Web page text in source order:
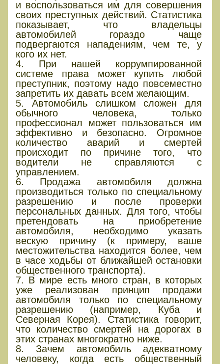
и воспользоваться им для совершения
своих преступных действий. Статистика
показывает, что владельцы
автомобилей гораздо чаще
подвергаются нападениям, чем те, у
кого их нет.
4. При нашей коррумпированной
системе права может купить любой
преступник, поэтому надо повсеместно
запретить их давать всем желающим.
5. Автомобиль слишком сложен для
обычного человека, только
профессионал может пользоваться им
эффективно и безопасно. Огромное
количество аварий и смертей
происходит по причине того, что
водители не справляются с
управлением.
6. Продажа автомобиля должна
производиться только по специальному
разрешению и после проверки
персональных данных. Для того, чтобы
претендовать на приобретение
автомобиля, необходимо указать
вескую причину (к примеру, ваше
местожительства находится более, чем
в часе ходьбы от ближайшей остановки
общественного транспорта).
7. В мире есть много стран, в которых
уже реализован принцип продажи
автомобиля только по специальному
разрешению (например, Куба и
Северная Корея). Статистика говорит,
что количество смертей на дорогах в
этих странах многократно ниже.
8. Зачем автомобиль адекватному
человеку, когда есть общественный